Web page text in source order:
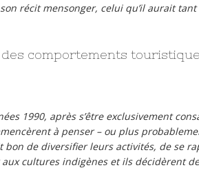
récit mensonger, celui qu’il aurait
comportements
1990, après s’être exclusivement
à penser – ou plus
bon de diversifier leurs activités, de se
aux cultures indigènes et ils décidèrent